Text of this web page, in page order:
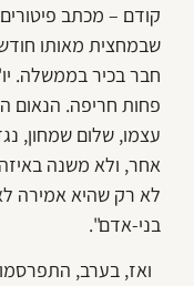
שבמחצית מאותו
חבר בכיר בממשלה.
פחות חריפה. הנאום
עצמו, שלום שמחון,
אחר, ולא משנה
בני-אדם".
ואז, בערב,